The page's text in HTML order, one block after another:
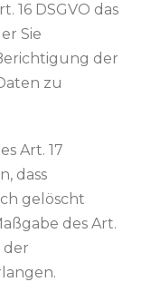
16 DSGVO das
Sie
der
zu
Art. 17
dass
gelöscht
des Art.
der